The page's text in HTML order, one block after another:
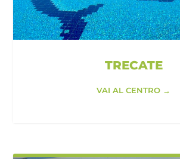
TRECATE
VAI AL CENTRO →